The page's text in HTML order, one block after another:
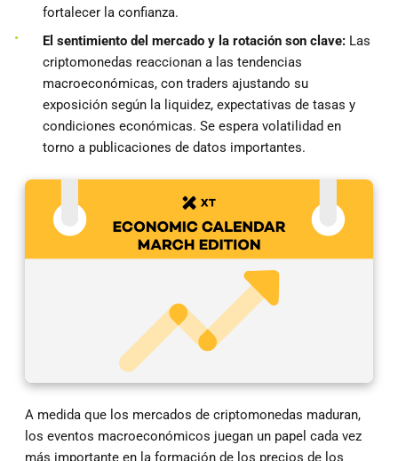
fortalecer la confianza.
El sentimiento del mercado y la rotación son clave: Las
criptomonedas reaccionan a las tendencias
macroeconómicas, con traders ajustando su
exposición según la liquidez, expectativas de tasas y
condiciones económicas. Se espera volatilidad en
torno a publicaciones de datos importantes.
A medida que los mercados de criptomonedas maduran,
los eventos macroeconómicos juegan un papel cada vez
más importante en la formación de los precios de los